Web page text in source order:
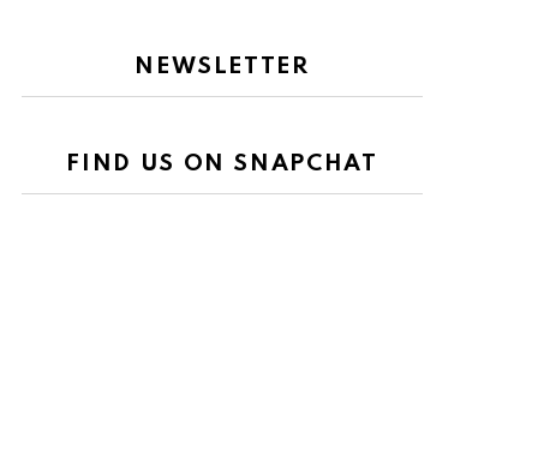
NEWSLETTER
FIND US ON SNAPCHAT